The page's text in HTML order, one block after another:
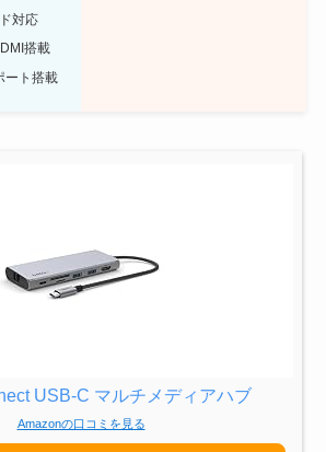
対応
搭載
ート搭載
USB-C マルチメディアハブ
Amazonの口コミを見る